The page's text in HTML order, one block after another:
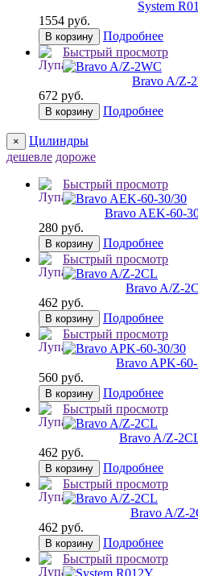
System
1554 руб.
В корзину
Подробнее
Быстрый просмотр
Bravo A/Z-
672 руб.
В корзину Подробнее
×
Цилиндры
дешевле дороже
Быстрый просмотр
Bravo AЕK-60-
280 руб.
В корзину
Подробнее
Быстрый просмотр
Bravo A/Z-
462 руб.
В корзину
Подробнее
Быстрый просмотр
Bravo AРK-
560 руб.
В корзину
Подробнее
Быстрый просмотр
Bravo A/Z-
462 руб.
В корзину
Подробнее
Быстрый просмотр
Bravo A/Z-
462 руб.
В корзину
Подробнее
Быстрый просмотр